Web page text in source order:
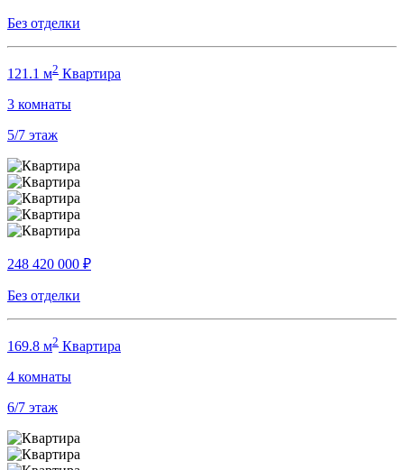
Без отделки
121.1 м2 Квартира
3 комнаты
5/7 этаж
248 420 000 ₽
Без отделки
169.8 м2 Квартира
4 комнаты
6/7 этаж